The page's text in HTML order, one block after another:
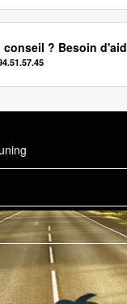
conseil ? Besoin